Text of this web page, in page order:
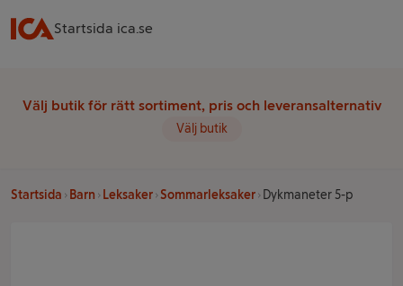
Startsida ica.se
Välj butik för rätt sortiment, pris och leveransalternativ
Välj butik
Startsida Barn Leksaker Sommarleksaker Dykmaneter 5-p